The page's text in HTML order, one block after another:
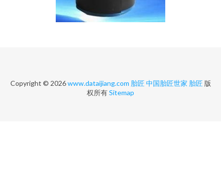
Copyright © 2026www.dataijiang.com 胎匠 中国胎匠世家 胎匠版
权所有Sitemap